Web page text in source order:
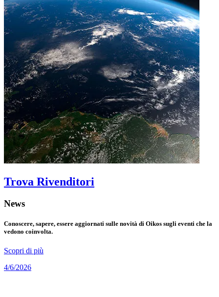
Trova Rivenditori
News
Conoscere, sapere, essere aggiornati sulle novità di Oikos sugli eventi che la
vedono coinvolta.
Scopri di più
4/6/2026